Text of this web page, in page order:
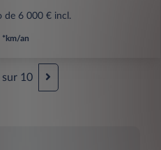
de 6 000 € incl.
*km/an
sur 10